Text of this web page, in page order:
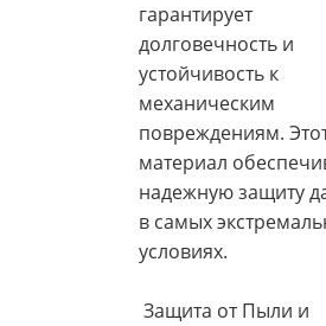
гарантирует
долговечность и
устойчивость к
механическим
повреждениям.
материал
надежную защиту
в самых
условиях.
Защита от Пыли и